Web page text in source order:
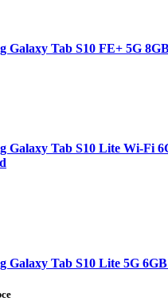
Galaxy Tab S10 FE+ 5G
Galaxy Tab S10 Lite Wi-Fi
Galaxy Tab S10 Lite 5G